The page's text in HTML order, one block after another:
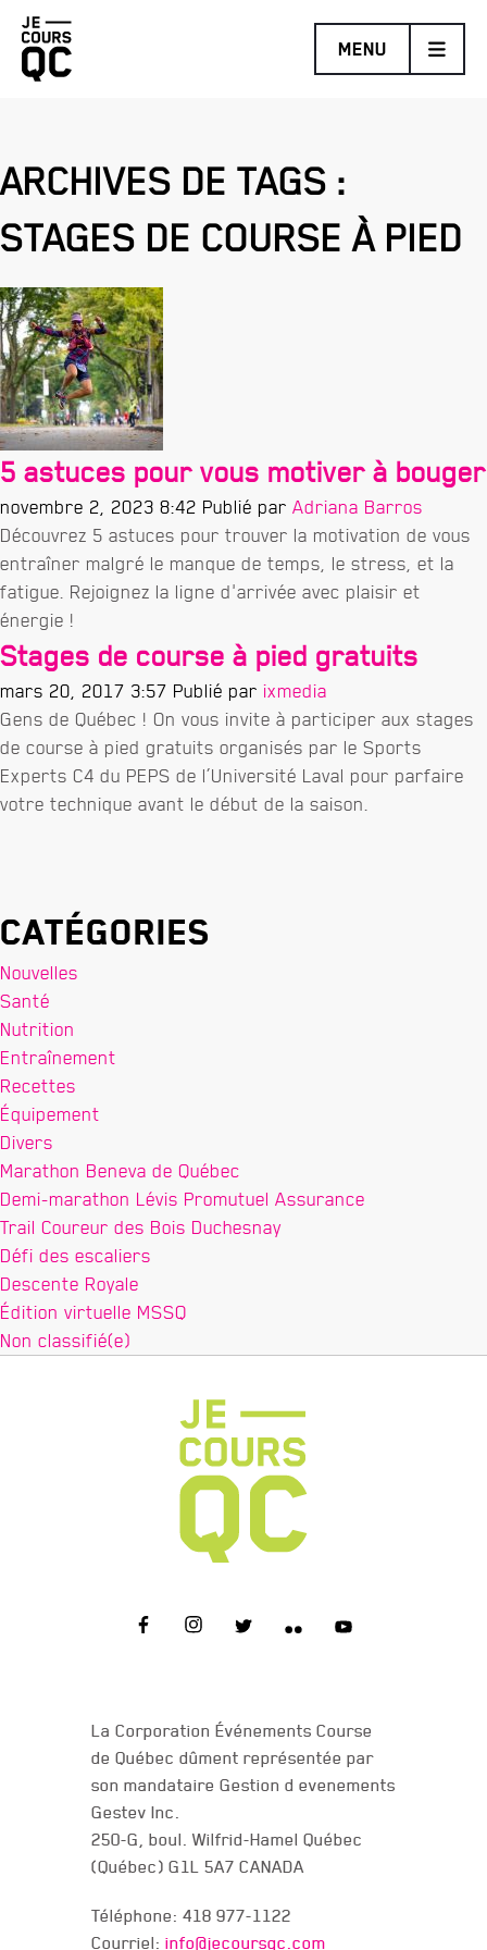
Retourner
à
MENU
DEMI-MARATHON DE LÉVIS PROMUTUEL ASSURANCE
DÉFI DES ESCALIERS FIZZ
ARCHIVES DE TAGS :
STAGES DE COURSE À PIED
5 astuces pour vous motiver à bouger
novembre 2, 2023 8:42 Publié par Adriana Barros
Découvrez 5 astuces pour trouver la motivation de vous
entraîner malgré le manque de temps, le stress, et la
fatigue. Rejoignez la ligne d'arrivée avec plaisir et
énergie !
Stages de course à pied gratuits
mars 20, 2017 3:57 Publié par ixmedia
Gens de Québec ! On vous invite à participer aux stages
de course à pied gratuits organisés par le Sports
Experts C4 du PEPS de l’Université Laval pour parfaire
votre technique avant le début de la saison.
Catégories
Nouvelles
Santé
Nutrition
Entraînement
Recettes
Équipement
Divers
Marathon Beneva de Québec
Demi-marathon Lévis Promutuel Assurance
Trail Coureur des Bois Duchesnay
Défi des escaliers
Descente Royale
Édition virtuelle MSSQ
Non classifié(e)
La Corporation Événements Course
de Québec dûment représentée par
son mandataire Gestion d evenements
Gestev Inc.
250-G, boul. Wilfrid-Hamel Québec
(Québec) G1L 5A7 CANADA
Téléphone: 418 977-1122
Courriel: info@jecoursqc.com